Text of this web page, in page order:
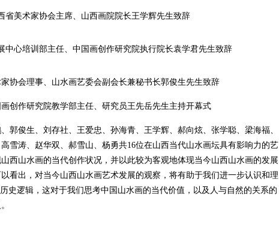
省美术家协会主席、山西画院院长王学辉先生致辞
中心培训部主任、中国画创作研究院执行院长袁学君先生致辞
协会理事、山水画艺委会副会长兼秘书长郭俊生先生致辞
作研究院教学部主任、研究员王先岳先生主持开幕式
俊生、刘存社、王爱忠、孙海青、王学辉、郝向炫、张学聪、梁海福、
雪涛、赵华双、郝雪山、杨勇共16位在山西当代山水画坛具有影响力的艺
西山水画的当代创作状况，并以此较为客观地体现当今山西山水画的发展
看出，对当今山西山水画艺术发展的观察，将有助于我们进一步认识和理
史逻辑，这对于我们思考中国山水画的当代价值，以及人与自然的关系的